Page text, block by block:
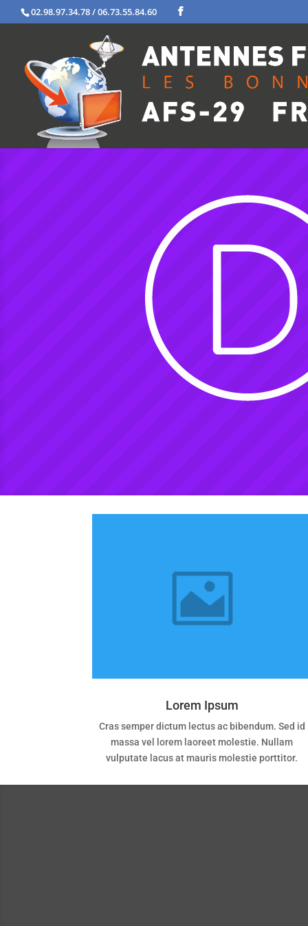
02.98.97.34.78 / 06.73.55.84.60
Lorem Ipsum
Cras semper dictum lectus ac bibendum. Sed id
massa vel lorem laoreet molestie. Nullam
vulputate lacus at mauris molestie porttitor.